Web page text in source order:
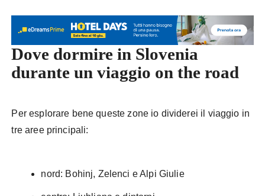
Dove dormire in Slovenia
durante un viaggio on the road
Per esplorare bene queste zone io dividerei il viaggio in
tre aree principali:
nord: Bohinj, Zelenci e Alpi Giulie